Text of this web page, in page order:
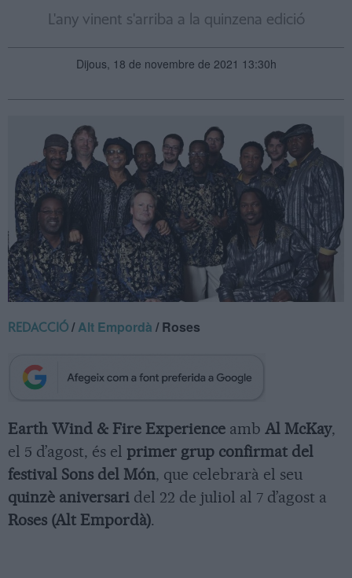
L'any vinent s'arriba a la quinzena edició
Dijous, 18 de novembre de 2021 13:30h
REDACCIÓ /Alt Empordà / Roses
Earth Wind & Fire Experience amb Al McKay,
el 5 d’agost, és el primer grup confirmat del
festival Sons del Món, que celebrarà el seu
quinzè aniversari del 22 de juliol al 7 d’agost a
Roses (Alt Empordà).